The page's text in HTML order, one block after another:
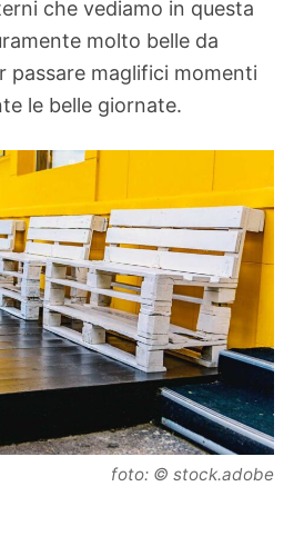
che vediamo in questa
molto belle da
passare maglifici momenti
le belle giornate.
foto: © stock.adobe